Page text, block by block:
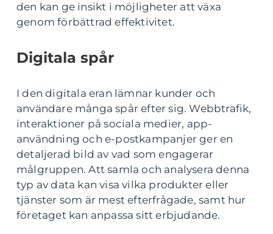
den kan ge insikt i möjligheter att växa
genom förbättrad effektivitet.
Digitala spår
I den digitala eran lämnar kunder och
användare många spår efter sig. Webbtrafik,
interaktioner på sociala medier, app-
användning och e-postkampanjer ger en
detaljerad bild av vad som engagerar
målgruppen. Att samla och analysera denna
typ av data kan visa vilka produkter eller
tjänster som är mest efterfrågade, samt hur
företaget kan anpassa sitt erbjudande.